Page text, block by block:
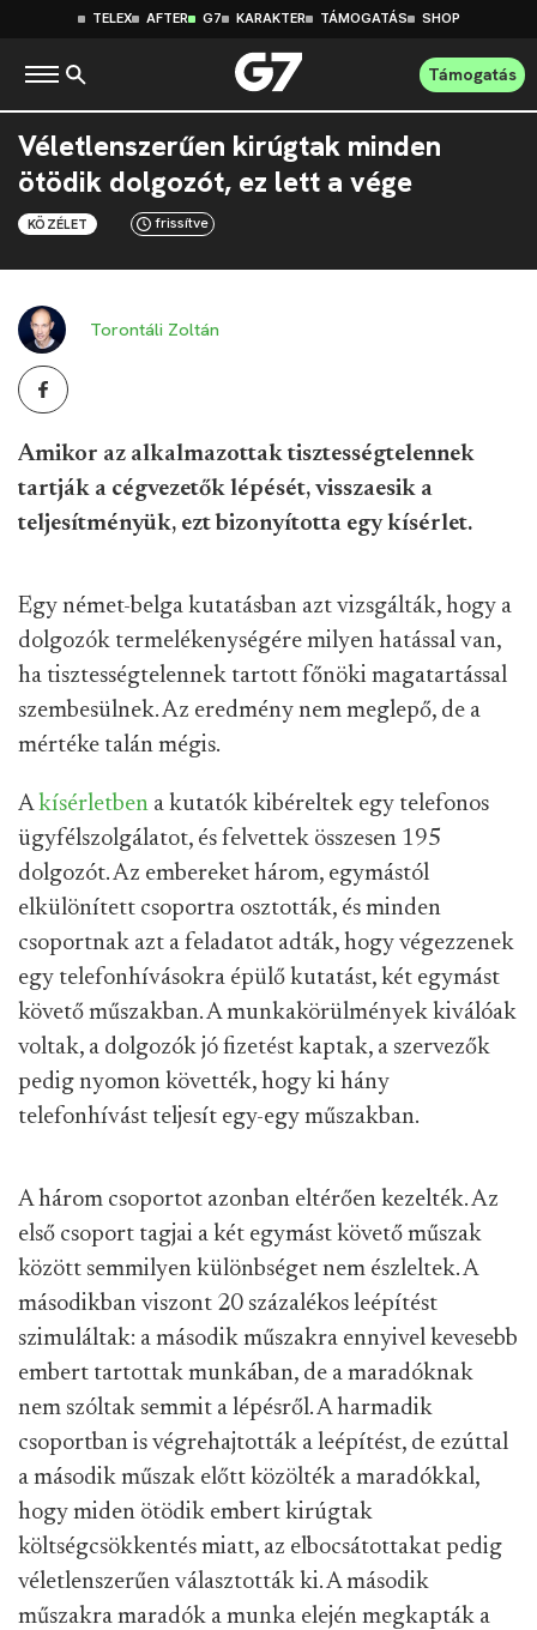
TELEX AFTER G7 KARAKTER TÁMOGATÁS SHOP
Támogatás
Véletlenszerűen kirúgtak minden
ötödik dolgozót, ez lett a vége
KÖZÉLET frissítve
Torontáli Zoltán
Amikor az alkalmazottak tisztességtelennek
tartják a cégvezetők lépését, visszaesik a
teljesítményük, ezt bizonyította egy kísérlet.
Egy német-belga kutatásban azt vizsgálták, hogy a
dolgozók termelékenységére milyen hatással van,
ha tisztességtelennek tartott főnöki magatartással
szembesülnek. Az eredmény nem meglepő, de a
mértéke talán mégis.
Akísérletben a kutatók kibéreltek egy telefonos
ügyfélszolgálatot, és felvettek összesen 195
dolgozót. Az embereket három, egymástól
elkülönített csoportra osztották, és minden
csoportnak azt a feladatot adták, hogy végezzenek
egy telefonhívásokra épülő kutatást, két egymást
követő műszakban. A munkakörülmények kiválóak
voltak, a dolgozók jó fizetést kaptak, a szervezők
pedig nyomon követték, hogy ki hány
telefonhívást teljesít egy-egy műszakban.
A három csoportot azonban eltérően kezelték. Az
első csoport tagjai a két egymást követő műszak
között semmilyen különbséget nem észleltek. A
másodikban viszont 20 százalékos leépítést
szimuláltak: a második műszakra ennyivel kevesebb
embert tartottak munkában, de a maradóknak
nem szóltak semmit a lépésről. A harmadik
csoportban is végrehajtották a leépítést, de ezúttal
a második műszak előtt közölték a maradókkal,
hogy miden ötödik embert kirúgtak
költségcsökkentés miatt, az elbocsátottakat pedig
véletlenszerűen választották ki. A második
műszakra maradók a munka elején megkapták a